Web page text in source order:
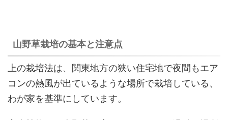
山野草栽培の基本と注意点
上の栽培法は、関東地方の狭い住宅地で夜間もエア
コンの熱風が出ているような場所で栽培している、
わが家を基準にしています。